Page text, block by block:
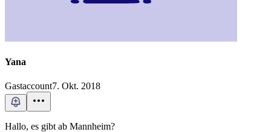
Yana
Gastaccount7. Okt. 2018
Hallo, es gibt ab Mannheim?